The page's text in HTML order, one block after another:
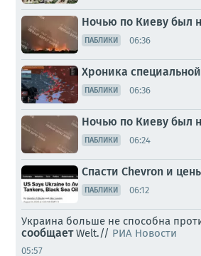
Ночью по Киеву был
ПАБЛИКИ 06:36
Хроника
ПАБЛИКИ 06:36
Ночью по Киеву был
ПАБЛИКИ 06:24
Спасти Chevron и
ПАБЛИКИ 06:12
Украина больше не способна
сообщаетWelt.// РИА Новости
05:57